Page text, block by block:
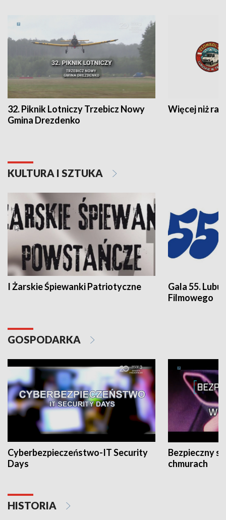
32. Piknik Lotniczy Trzebicz Nowy
Gmina Drezdenko
Więcej niż rajd
KULTURA I SZTUKA
I Żarskie Śpiewanki Patriotyczne
Gala 55.
Filmowego
GOSPODARKA
Cyberbezpieczeństwo-IT Security
Days
Bezpieczny
chmurach
HISTORIA